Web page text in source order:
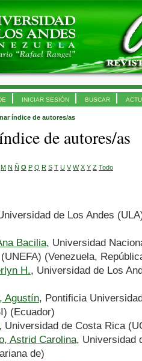
INICIAR SESIÓN BUSCAR
índice de autores/as
de autores/as
M N Ñ O P Q R S T U V W X Y Z Todo
de Los Andes
Bacilia, Universidad
(Venezuela,
H., Universidad de Los
Agustín, Pontificia
(Ecuador)
Universidad de Costa Rica
Astrid Carolina, Universidad
de)